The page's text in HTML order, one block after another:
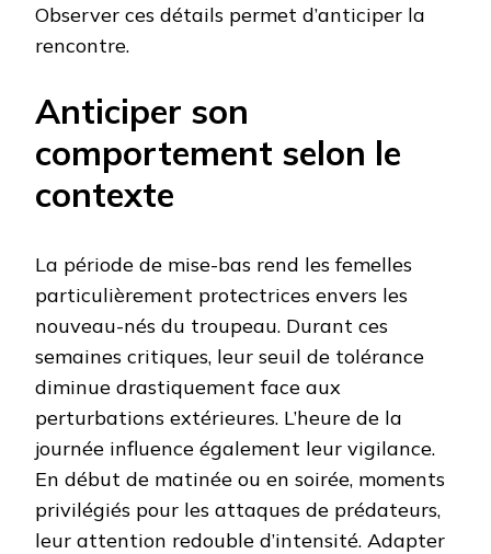
Observer ces détails permet d’anticiper la
rencontre.
Anticiper son
comportement selon le
contexte
La période de mise-bas rend les femelles
particulièrement protectrices envers les
nouveau-nés du troupeau. Durant ces
semaines critiques, leur seuil de tolérance
diminue drastiquement face aux
perturbations extérieures. L’heure de la
journée influence également leur vigilance.
En début de matinée ou en soirée, moments
privilégiés pour les attaques de prédateurs,
leur attention redouble d’intensité. Adapter